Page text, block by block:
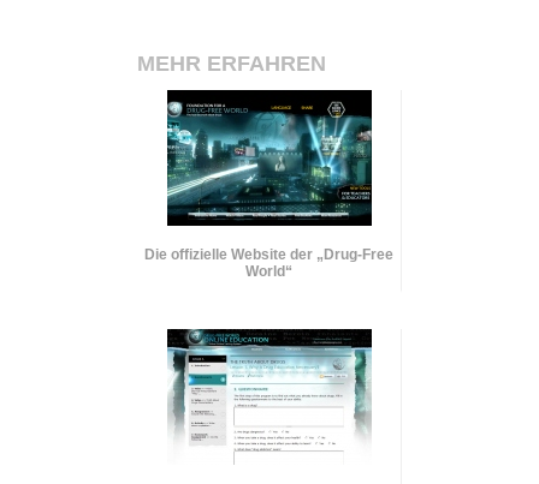
MEHR ERFAHREN
Die offizielle Website der „Drug-Free
World“